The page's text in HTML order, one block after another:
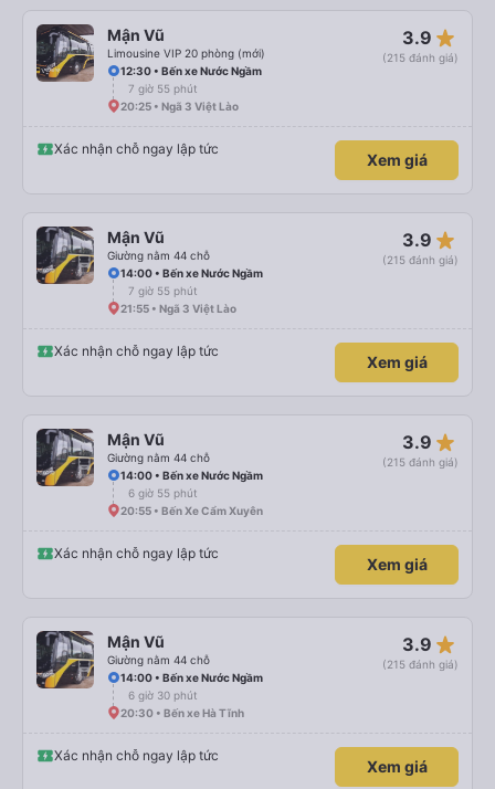
Mận Vũ
Limousine VIP 20 phòng (mới)
3.9 star_rate
(215 đánh giá)
12:30 • Bến xe Nước Ngầm
7 giờ 55 phút
20:25 • Ngã 3 Việt Lào
Xác nhận chỗ ngay lập tức
Xem giá
Mận Vũ
Giường nằm 44 chỗ
3.9 star_rate
(215 đánh giá)
14:00 • Bến xe Nước Ngầm
7 giờ 55 phút
21:55 • Ngã 3 Việt Lào
Xác nhận chỗ ngay lập tức
Xem giá
Mận Vũ
Giường nằm 44 chỗ
3.9 star_rate
(215 đánh giá)
14:00 • Bến xe Nước Ngầm
6 giờ 55 phút
20:55 • Bến Xe Cẩm Xuyên
Xác nhận chỗ ngay lập tức
Xem giá
Mận Vũ
Giường nằm 44 chỗ
3.9 star_rate
(215 đánh giá)
14:00 • Bến xe Nước Ngầm
6 giờ 30 phút
20:30 • Bến xe Hà Tĩnh
Xác nhận chỗ ngay lập tức
Xem giá